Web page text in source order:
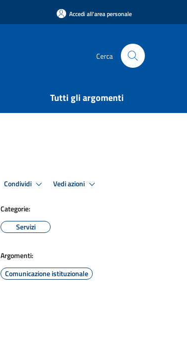
Accedi all'area personale
Cerca
Tutti gli argomenti
Condividi Vedi azioni
Categorie:
Servizi
Argomenti:
Comunicazione istituzionale